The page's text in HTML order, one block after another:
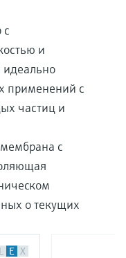
с
и
идеально
применений с
частиц и
с
о текущих
L E X